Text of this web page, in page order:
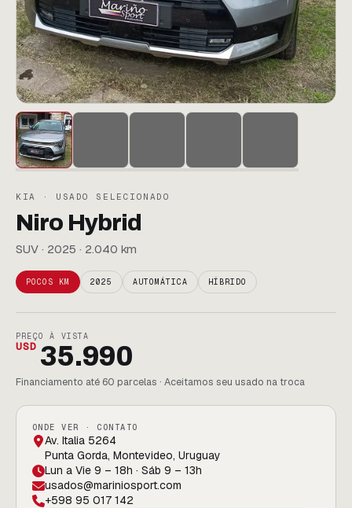
KIA · USADO SELECIONADO
Niro Hybrid
SUV · 2025 · 2.040 km
POCOS KM 2025 AUTOMÁTICA HÍBRIDO
PREÇO À VISTA
USD 35.990
Financiamento até 60 parcelas · Aceitamos seu usado na troca
ONDE VER · CONTATO
Av. Italia 5264
Punta Gorda, Montevideo, Uruguay
Lun a Vie 9 – 18h · Sáb 9 – 13h
usados@mariniosport.com
+598 95 017 142